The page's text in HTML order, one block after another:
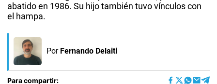
abatido en 1986. Su hijo también tuvo vínculos con
el hampa.
Por Fernando Delaiti
Para compartir: